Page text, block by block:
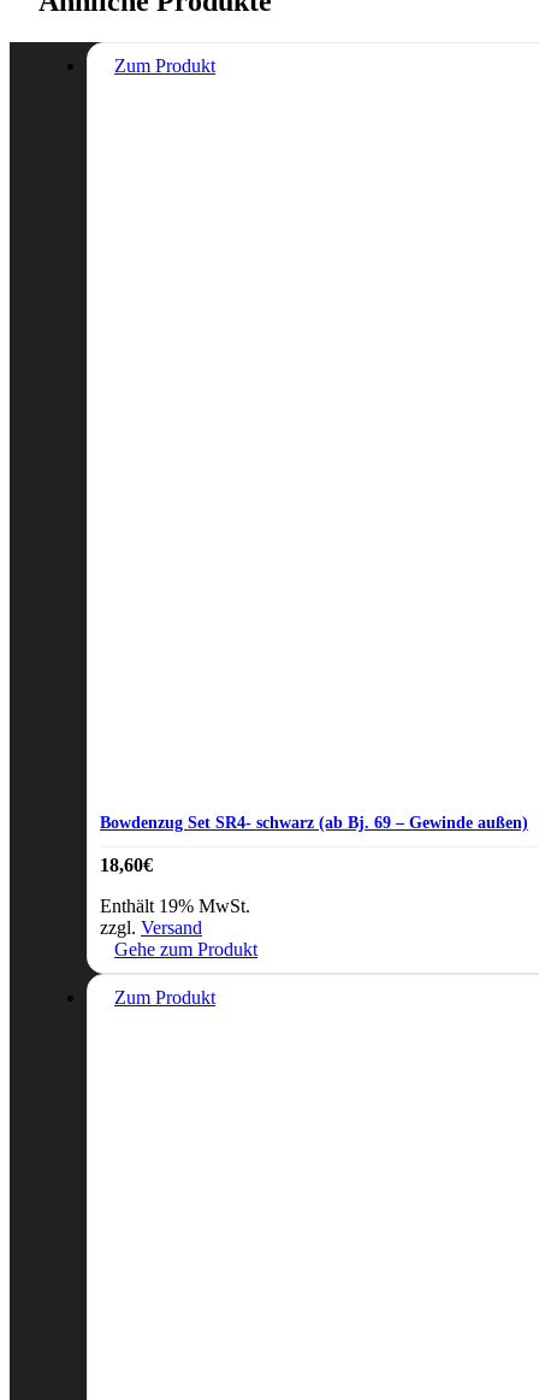
Zum Produkt
Bowdenzug Set SR4- schwarz (ab Bj. 69 – Gewinde außen)
18,60€
Enthält 19% MwSt.
zzgl. Versand
Gehe zum Produkt
Zum Produkt